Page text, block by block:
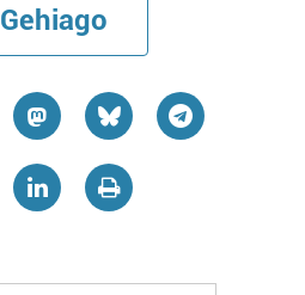
Gehiago